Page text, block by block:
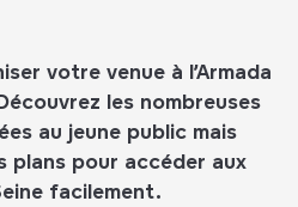
votre venue à l’Armada
les nombreuses
au jeune public mais
plans pour accéder aux
facilement.